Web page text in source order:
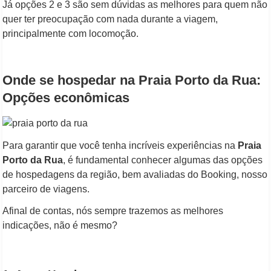
Já opções 2 e 3 são sem dúvidas as melhores para quem não
quer ter preocupação com nada durante a viagem,
principalmente com locomoção.
Onde se hospedar na Praia Porto da Rua:
Opções econômicas
Para garantir que você tenha incríveis experiências na Praia
Porto da Rua, é fundamental conhecer algumas das opções
de hospedagens da região, bem avaliadas do Booking, nosso
parceiro de viagens.
Afinal de contas, nós sempre trazemos as melhores
indicações, não é mesmo?